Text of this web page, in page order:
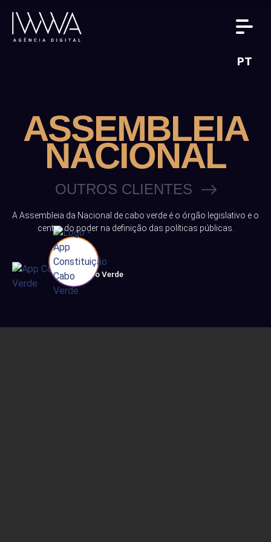
PT
ASSEMBLEIA
NACIONAL
OUTROS CLIENTES
A Assembleia da Nacional de cabo verde é o órgão legislativo e o
centro do poder na definição das políticas públicas.
Cabo Verde